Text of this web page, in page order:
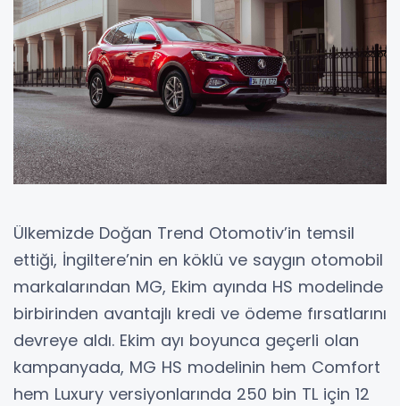
Ülkemizde Doğan Trend Otomotiv’in temsil
ettiği, İngiltere’nin en köklü ve saygın otomobil
markalarından MG, Ekim ayında HS modelinde
birbirinden avantajlı kredi ve ödeme fırsatlarını
devreye aldı. Ekim ayı boyunca geçerli olan
kampanyada, MG HS modelinin hem Comfort
hem Luxury versiyonlarında 250 bin TL için 12